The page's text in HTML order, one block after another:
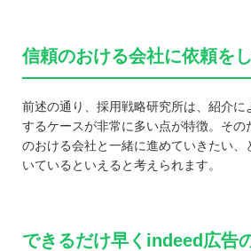
信頼のおける会社に依頼を
前述の通り、採用戦略研究所は、紹介に
するケースが非常に多い点が特徴。その
のおける会社と一緒に進めていきたい、
いているといえると考えられます。
できるだけ早くindeed広告